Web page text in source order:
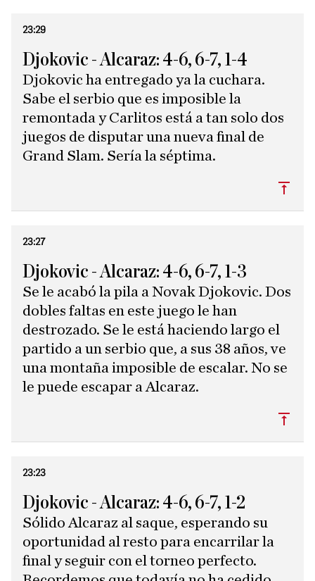
23:29
Djokovic - Alcaraz: 4-6, 6-7, 1-4
Djokovic ha entregado ya la cuchara.
Sabe el serbio que es imposible la
remontada y Carlitos está a tan solo dos
juegos de disputar una nueva final de
Grand Slam. Sería la séptima.
23:27
Djokovic - Alcaraz: 4-6, 6-7, 1-3
Se le acabó la pila a Novak Djokovic. Dos
dobles faltas en este juego le han
destrozado. Se le está haciendo largo el
partido a un serbio que, a sus 38 años, ve
una montaña imposible de escalar. No se
le puede escapar a Alcaraz.
23:23
Djokovic - Alcaraz: 4-6, 6-7, 1-2
Sólido Alcaraz al saque, esperando su
oportunidad al resto para encarrilar la
final y seguir con el torneo perfecto.